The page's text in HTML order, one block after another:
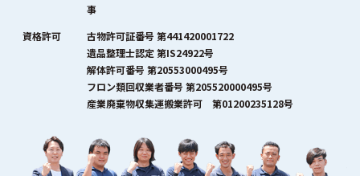
事
資格許可
古物許可証番号 第441420001722
遺品整理士認定 第IS24922号
解体許可番号 第20553000495号
フロン類回収業者番号 第205520000495号
産業廃棄物収集運搬業許可 第01200235128号